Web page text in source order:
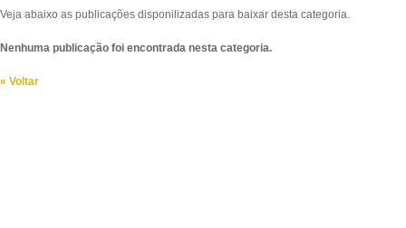
Veja abaixo as publicações disponilizadas para baixar desta categoria.
Nenhuma publicação foi encontrada nesta categoria.
« Voltar